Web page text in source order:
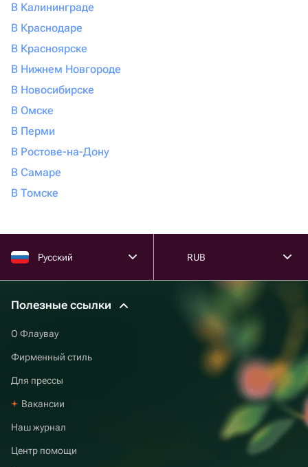
В Калининграде
В Краснодаре
В Красноярске
В Нижнем Новгороде
В Новосибирске
В Омске
В Перми
В Ростове-на-Дону
В Самаре
В Томске
Русский RUB
Полезные ссылки
О Флаувау
Фирменный стиль
Для прессы
Вакансии
Наш журнал
Центр помощи